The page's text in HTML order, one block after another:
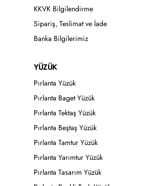
KKVK Bilgilendirme
Sipariş, Teslimat ve İade
Banka Bilgilerimiz
YÜZÜK
Pırlanta Yüzük
Pırlanta Baget Yüzük
Pırlanta Tektaş Yüzük
Pırlanta Beştaş Yüzük
Pırlanta Tamtur Yüzük
Pırlanta Yarımtur Yüzük
Pırlanta Tasarım Yüzük